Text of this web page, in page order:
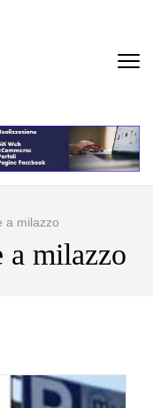
MILAZZO
a milazzo
a milazzo